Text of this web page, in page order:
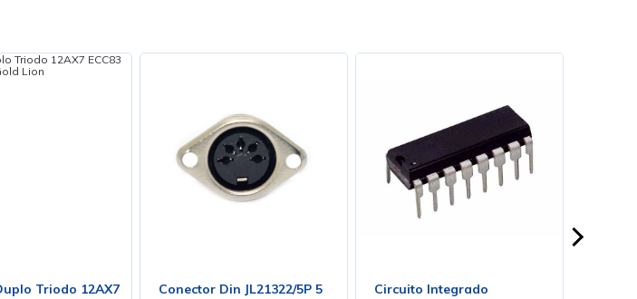
Triodo 12AX7
Conector Din JL21322/5P 5
Circuito Integrado